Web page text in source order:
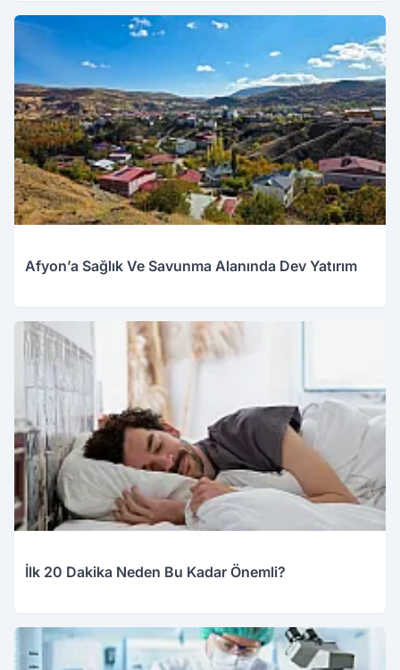
Afyon’a Sağlık Ve Savunma Alanında Dev Yatırım
İlk 20 Dakika Neden Bu Kadar Önemli?